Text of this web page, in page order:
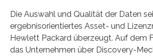
Die Auswahl und Qualität der Daten
ergebnisorientiertes Asset- und
Hewlett Packard überzeugt. Auf dem
das Unternehmen über Discovery-